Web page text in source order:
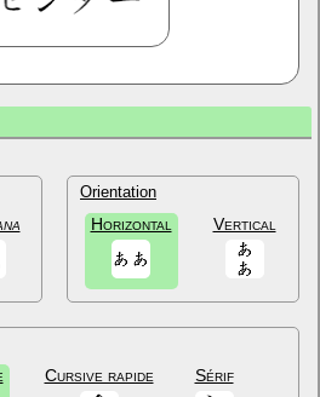
Orientation
Horizontal Vertical
Cursive rapide Sérif